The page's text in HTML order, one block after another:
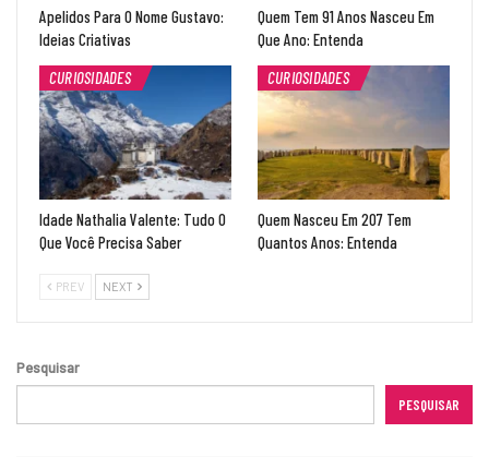
Apelidos Para O Nome Gustavo:
Ideias Criativas
Quem Tem 91 Anos Nasceu Em
Que Ano: Entenda
CURIOSIDADES
Idade Nathalia Valente: Tudo O
Que Você Precisa Saber
CURIOSIDADES
Quem Nasceu Em 207 Tem
Quantos Anos: Entenda
PREV NEXT
Pesquisar
PESQUISAR